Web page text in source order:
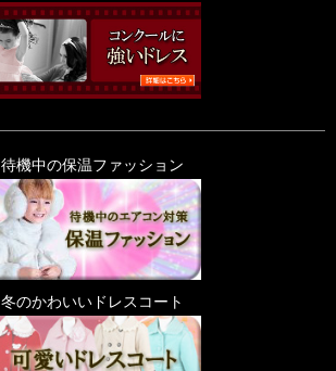
待機中の保温ファッション
冬のかわいいドレスコート